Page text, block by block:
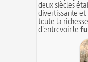
deux siècles
divertissante
toute la
d'entrevoir le